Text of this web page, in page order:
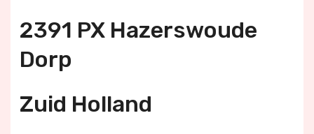
2391 PX Hazerswoude
Dorp
Zuid Holland